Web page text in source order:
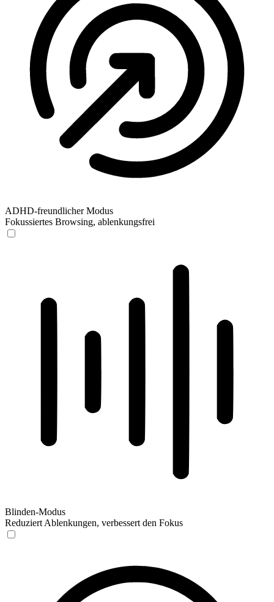
ADHD-freundlicher Modus
Fokussiertes Browsing, ablenkungsfrei
Blinden-Modus
Reduziert Ablenkungen, verbessert den Fokus